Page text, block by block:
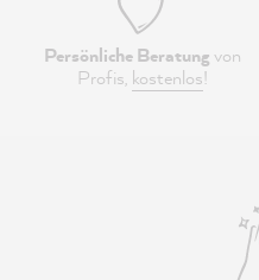
Persönliche Beratungvon
Profis, kostenlos!